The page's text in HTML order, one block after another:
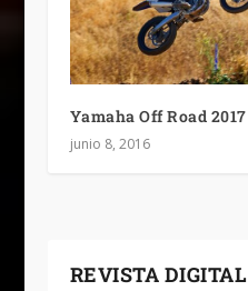
Yamaha Off Road 2017
junio 8, 2016
REVISTA DIGITAL